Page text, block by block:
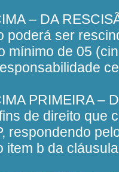
– DA
poderá ser
mínimo de 05
PRIMEIRA –
de direito que
respondendo
item b da